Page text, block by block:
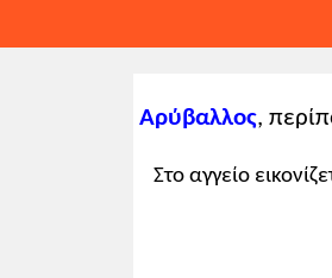
Αρύβαλλος,
Στo αγγείο